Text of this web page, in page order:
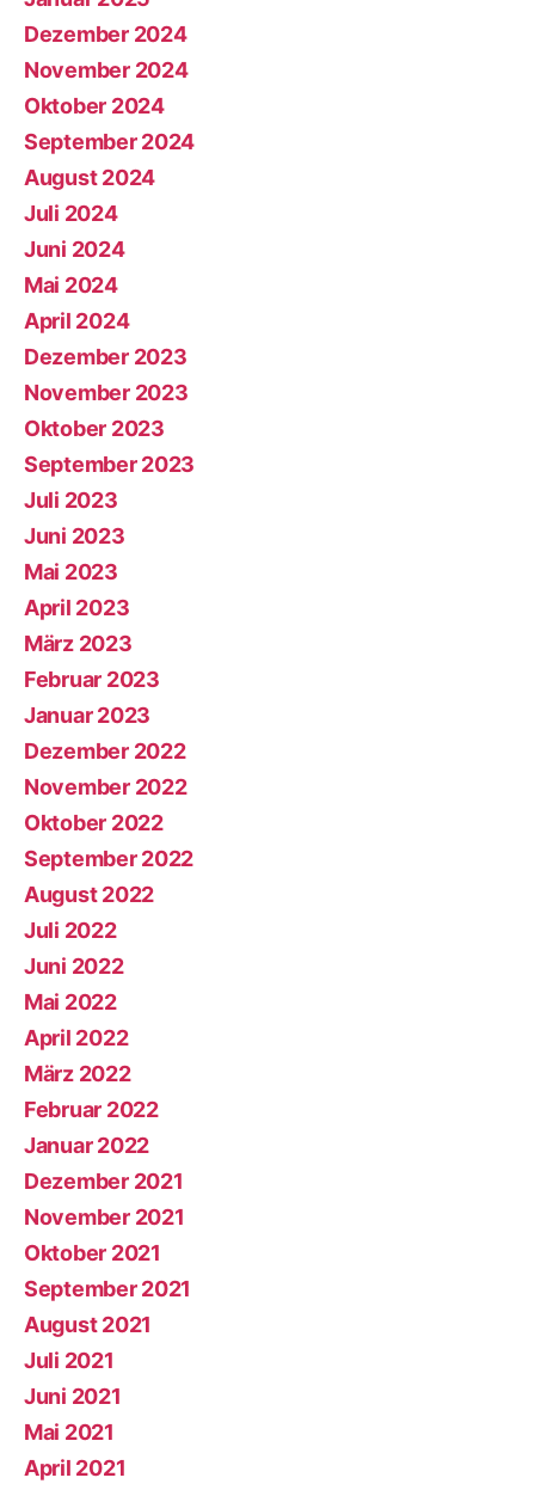
Dezember 2024
November 2024
Oktober 2024
September 2024
August 2024
Juli 2024
Juni 2024
Mai 2024
April 2024
Dezember 2023
November 2023
Oktober 2023
September 2023
Juli 2023
Juni 2023
Mai 2023
April 2023
März 2023
Februar 2023
Januar 2023
Dezember 2022
November 2022
Oktober 2022
September 2022
August 2022
Juli 2022
Juni 2022
Mai 2022
April 2022
März 2022
Februar 2022
Januar 2022
Dezember 2021
November 2021
Oktober 2021
September 2021
August 2021
Juli 2021
Juni 2021
Mai 2021
April 2021